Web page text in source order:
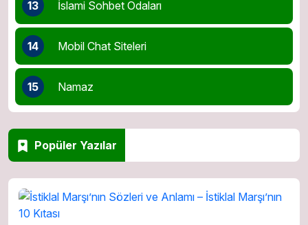
13 İslami Sohbet Odaları
14 Mobil Chat Siteleri
15 Namaz
Popüler Yazılar